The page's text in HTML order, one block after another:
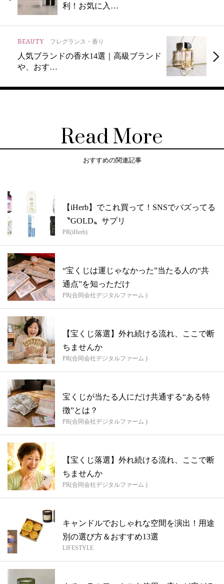
利！お気に入…
BEAUTY フレグランス・香り
人気ブランドの香水14選｜高級ブランド
や、おす…
Read More
おすすめの関連記事
【iHerb】でこれ買って！SNSでバズってる
〝GOLD〟サプリ
PR(iHerb)
“宝くじは運じゃなかった”当たる人の“共
通点”を知っただけ
PR(合同会社デジタルファーム )
【宝くじ落選】外れ続ける流れ、ここで断
ちませんか
PR(合同会社デジタルファーム )
宝くじが当たる人にだけ共通する“ある特
徴”とは？
PR(合同会社デジタルファーム )
【宝くじ落選】外れ続ける流れ、ここで断
ちませんか
PR(合同会社デジタルファーム )
キャンドルでおしゃれな空間を演出！用途
別の選び方＆おすすめ13選
LIFESTYLE